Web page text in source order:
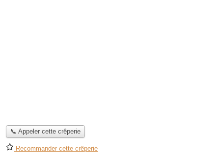
📞 Appeler cette crêperie
Recommander cette crêperie